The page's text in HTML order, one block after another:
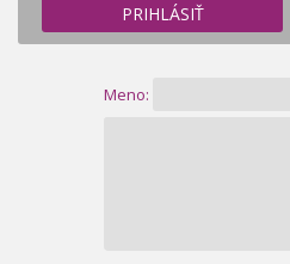
PRIHLÁSIŤ
Meno: